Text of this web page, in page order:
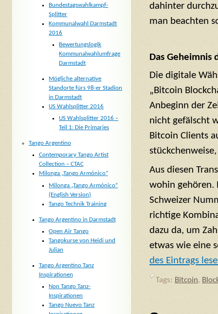
dahinter
man beachten
Das Geheimnis
Die digitale
„Bitcoin
Anbeginn der
nicht gefälscht
Bitcoin Clients
Aus diesen
wohin gehören.
Schweizer
richtige
dazu da, um
etwas wie eine
des Eintrags
Tags: Bitcoin,
Bundestagswahlkampf-
Splitter
Kommunalwahl Darmstadt
2016
Bewertungslogik
Kommunalwahlumfrage
Darmstadt
Mögliche alternative
Standorte fürs 98-er Stadion
in Darmstadt
US Wahlsplitter 2016
US Wahlsplitter 2016 –
Teil 1: Die Primaries
Tango Argentino
Contemporary Tango Artist
Collection – CTAC
Milonga „Tango Armónico“
Milonga „Tango Armónico“
(English Version)
Tango Technik Training
Tango Argentino in Darmstadt
Open Air Tango
Tangokurse von Heidi und
Julian
Tango Argentino Tanz
Inspirationen
Non Tango Tanz-
Inspirationen
Tango Nuevo Tanz